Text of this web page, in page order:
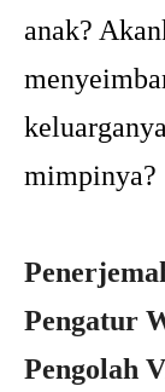
anak?
mimpinya?
Pengatur
Pengolah